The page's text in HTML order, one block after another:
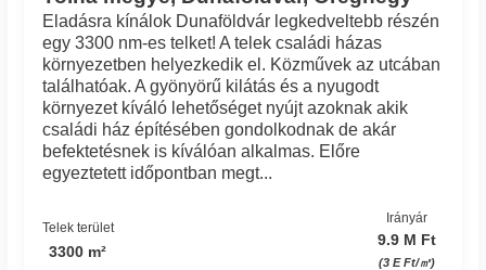
Eladásra kínálok Dunaföldvár legkedveltebb részén
egy 3300 nm-es telket! A telek családi házas
környezetben helyezkedik el. Közművek az utcában
találhatóak. A gyönyörű kilátás és a nyugodt
környezet kíváló lehetőséget nyújt azoknak akik
családi ház építésében gondolkodnak de akár
befektetésnek is kíválóan alkalmas. Előre
egyeztetett időpontban megt...
Telek terület
3300 m²
Irányár
9.9 M Ft
(3 E Ft/㎡)